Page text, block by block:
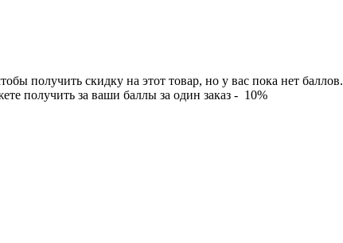
получить скидку на этот товар, но у вас пока нет баллов.
получить за ваши баллы за один заказ - 10%